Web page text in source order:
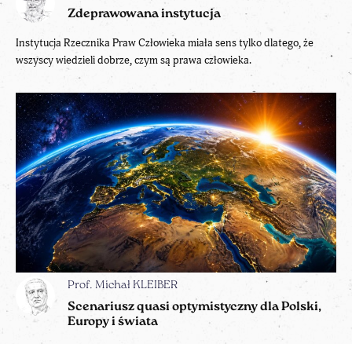
Zdeprawowana instytucja
Instytucja Rzecznika Praw Człowieka miała sens tylko dlatego, że
wszyscy wiedzieli dobrze, czym są prawa człowieka.
Prof. Michał KLEIBER
Scenariusz quasi optymistyczny dla Polski,
Europy i świata